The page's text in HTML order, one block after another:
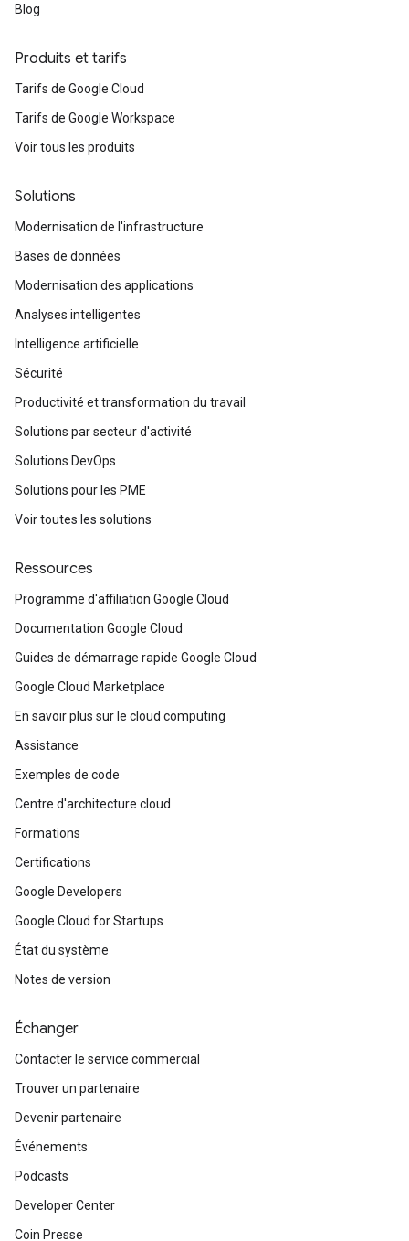
Blog
Produits et tarifs
Tarifs de Google Cloud
Tarifs de Google Workspace
Voir tous les produits
Solutions
Modernisation de l'infrastructure
Bases de données
Modernisation des applications
Analyses intelligentes
Intelligence artificielle
Sécurité
Productivité et transformation du travail
Solutions par secteur d'activité
Solutions DevOps
Solutions pour les PME
Voir toutes les solutions
Ressources
Programme d'affiliation Google Cloud
Documentation Google Cloud
Guides de démarrage rapide Google Cloud
Google Cloud Marketplace
En savoir plus sur le cloud computing
Assistance
Exemples de code
Centre d'architecture cloud
Formations
Certifications
Google Developers
Google Cloud for Startups
État du système
Notes de version
Échanger
Contacter le service commercial
Trouver un partenaire
Devenir partenaire
Événements
Podcasts
Developer Center
Coin Presse